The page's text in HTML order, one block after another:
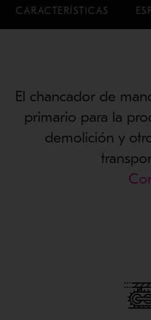
CARACTERÍSTICAS
El chancador de
primario para la
demolición y